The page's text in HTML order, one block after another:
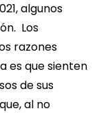
algunos
Los
razones
es que sienten
de sus
al no